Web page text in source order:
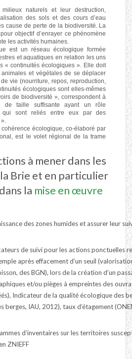
naturels et leur destruction,
des sols et des cours d’eau
cause de perte de la biodiversité. La
objectif d’enrayer ce phénomène
les activités humaines.
est un réseau écologique formée
et aquatiques en relation les uns
« continuités écologiques ». Elle doit
et végétales de se déplacer
vie (nourriture, repos, reproduction,
écologiques sont elles-mêmes
de biodiversité », correspondent à
de taille suffisante ayant un rôle
qui sont reliés entre eux par des
écologique, co-élaboré par
est le volet régional de la trame
à mener dans les
Brie et en particulier
la mise en œuvre
des zones humides et assurer leur
de suivi pour les actions ponctuelles
après effacement d’un seuil
des BGN), lors de la création d’un
et/ou pièges à empreintes des
Indicateur de la qualité écologique des
berges, IAU, 2012), taux d’étagement
d’inventaires sur les territoires
ZNIEFF